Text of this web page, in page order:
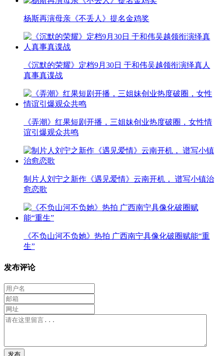
杨斯再演母亲《不丢人》提名金鸡奖
《沉默的荣耀》定档9月30日 于和伟吴越领衔演绎真人
真事真谍战
《弄潮》红果短剧开播，三姐妹创业热度破圈，女性情
谊引爆观众共鸣
制片人刘宁之新作《遇见爱情》云南开机， 谱写小镇治
愈恋歌
《不负山河不负她》热拍 广西南宁具像化破圈赋能“重
生”
发布评论